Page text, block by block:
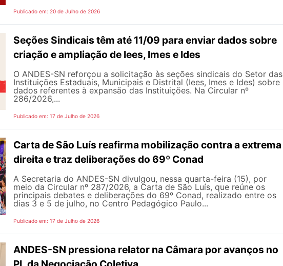
Publicado em: 20 de Julho de 2026
Seções Sindicais têm até 11/09 para enviar dados sobre
criação e ampliação de Iees, Imes e Ides
O ANDES-SN reforçou a solicitação às seções sindicais do Setor das
Instituições Estaduais, Municipais e Distrital (Iees, Imes e Ides) sobre
dados referentes à expansão das Instituições. Na Circular nº
286/2026,...
Publicado em: 17 de Julho de 2026
Carta de São Luís reafirma mobilização contra a extrema
direita e traz deliberações do 69º Conad
A Secretaria do ANDES-SN divulgou, nessa quarta-feira (15), por
meio da Circular nº 287/2026, a Carta de São Luís, que reúne os
principais debates e deliberações do 69º Conad, realizado entre os
dias 3 e 5 de julho, no Centro Pedagógico Paulo...
Publicado em: 17 de Julho de 2026
ANDES-SN pressiona relator na Câmara por avanços no